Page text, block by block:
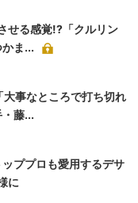
せる感覚!?「クルリン
ま...
大事なところで打ち切れ
藤...
ッププロも愛用するデサ
に